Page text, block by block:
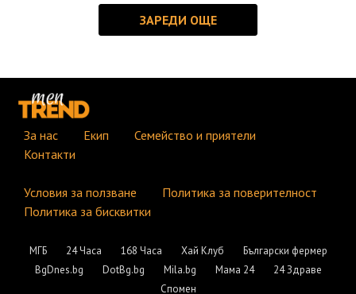
За нас Екип
Семейство и приятели
Контакти
Условия за ползване
Политика за поверителност
Политика за бисквитки
МГБ 24 Часа 168 Часа Хай Клуб
Български фермер
BgDnes.bg
DotBg.bg Mila.bg Мама 24
24 Здраве
Спомен